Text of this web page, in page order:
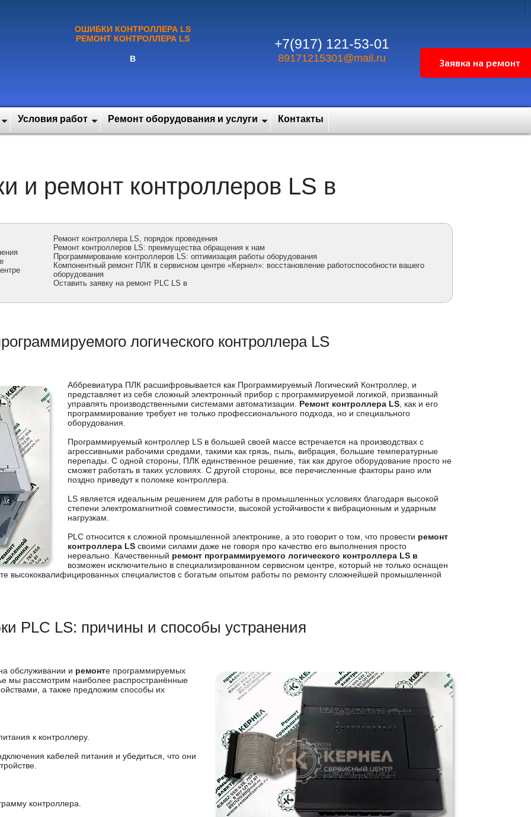
ОШИБКИ КОНТРОЛЛЕРА LS
РЕМОНТ КОНТРОЛЛЕРА LS
В
+7(917) 121-53-01
89171215301@mail.ru
Условия работ Ремонт оборудования и услуги Контакты
и ремонт контроллеров LS в
Ремонт контроллера LS, порядок проведения
Ремонт контроллеров LS: преимущества обращения к нам
Программирование контроллеров LS: оптимизация работы оборудования
Компонентный ремонт ПЛК в сервисном центре «Кернел»: восстановление работоспособности вашего
оборудования
Оставить заявку на ремонт PLC LS в
логического контроллера LS
Аббревиатура ПЛК расшифровывается как Программируемый Логический Контроллер, и
представляет из себя сложный электронный прибор с программируемой логикой, призванный
управлять производственными системами автоматизации. Ремонт контроллера LS , как и его
программирование требует не только профессионального подхода, но и специального
оборудования.
Программируемый контроллер LS в большей своей массе встречается на производствах с
агрессивными рабочими средами, такими как грязь, пыль, вибрация, большие температурные
перепады. С одной стороны, ПЛК единственное решение, так как другое оборудование просто не
сможет работать в таких условиях. С другой стороны, все перечисленные факторы рано или
поздно приведут к поломке контроллера.
LS является идеальным решением для работы в промышленных условиях благодаря высокой
степени электромагнитной совместимости, высокой устойчивости к вибрационным и ударным
нагрузкам.
PLC относится к сложной промышленной электронике, а это говорит о том, что провести ремонт
контроллера LS своими силами даже не говоря про качество его выполнения просто
нереально. Качественный ремонт программируемого логического контроллера LS в
возможен исключительно в специализированном сервисном центре, который не только оснащен
высококвалифицированных специалистов с богатым опытом работы по ремонту сложнейшей промышленной
PLC LS: причины и способы устранения
обслуживании и ремонте программируемых
мы рассмотрим наиболее распространённые
а также предложим способы их
к контроллеру.
кабелей питания и убедиться, что они
контроллера.